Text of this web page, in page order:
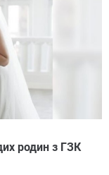
родин з ГЗК